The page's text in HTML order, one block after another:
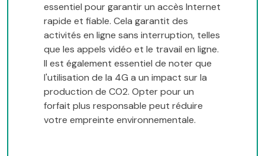
essentiel pour garantir un accès Internet
rapide et fiable. Cela garantit des
activités en ligne sans interruption, telles
que les appels vidéo et le travail en ligne.
Il est également essentiel de noter que
l'utilisation de la 4G a un impact sur la
production de CO2. Opter pour un
forfait plus responsable peut réduire
votre empreinte environnementale.